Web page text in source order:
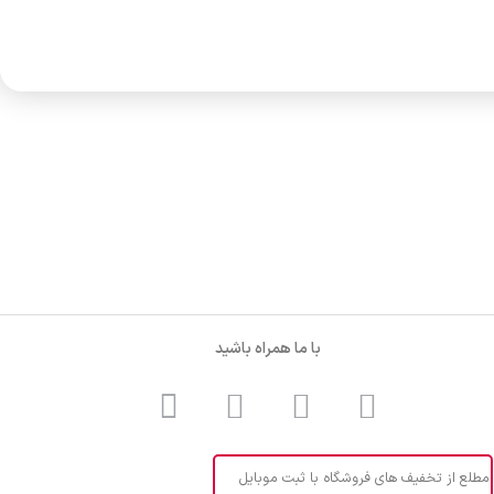
با ما همراه باشید
مطلع از تخفیف های فروشگاه با ثبت موبایل